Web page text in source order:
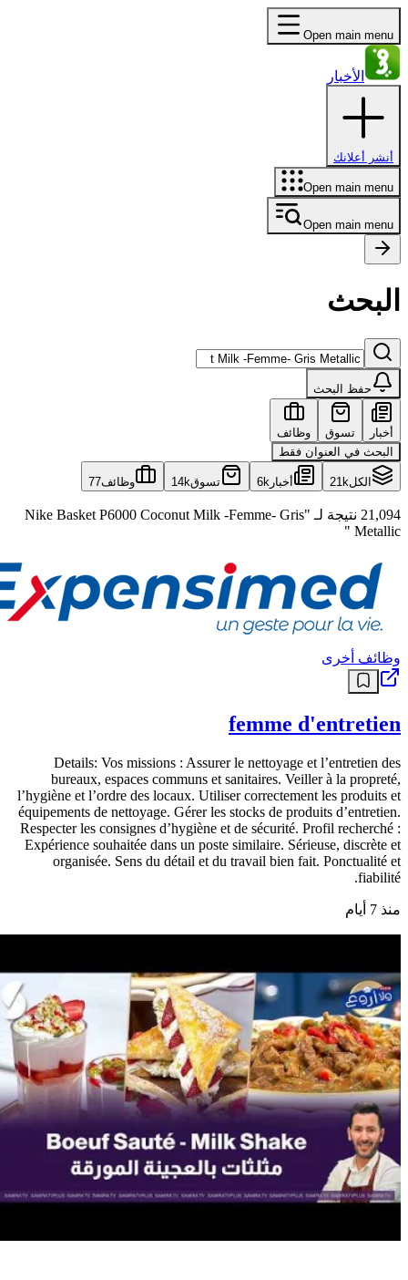
Open main menu
الأخبار
أنشر أعلانك
Open main menu
Open main menu
البحث
حفظ البحث
أخبار تسوق
وظائف
البحث في العنوان فقط
الكل21k أخبار 6k تسوق14k وظائف77
21,094 نتيجة لـ "Nike Basket P6000 Coconut Milk -Femme- Gris
Metallic "
وظائف أخرى
femme d'entretien
Details: Vos missions : Assurer le nettoyage et l’entretien des
bureaux, espaces communs et sanitaires. Veiller à la propreté,
l’hygiène et l’ordre des locaux. Utiliser correctement les produits et
équipements de nettoyage. Gérer les stocks de produits d’entretien.
Respecter les consignes d’hygiène et de sécurité. Profil recherché :
Expérience souhaitée dans un poste similaire. Sérieuse, discrète et
organisée. Sens du détail et du travail bien fait. Ponctualité et
fiabilité.
منذ 7 أيام